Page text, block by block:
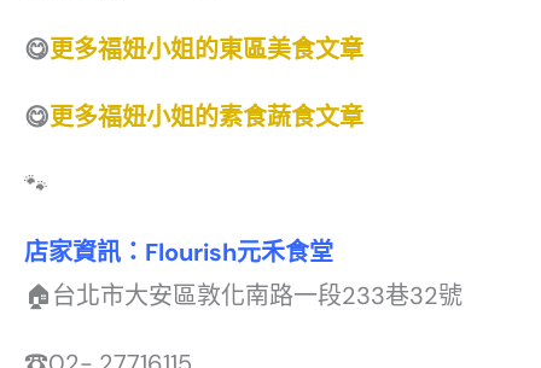
😋更多福妞小姐的東區美食文章
😋更多福妞小姐的素食蔬食文章
🐾
店家資訊：Flourish元禾食堂
🏠台北市大安區敦化南路一段233巷32號